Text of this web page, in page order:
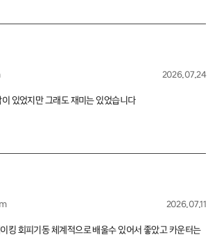
2026.07.24
있었지만 그래도 재미는 있었습니다
2026.07.11
킹 회피기동 체계적으로 배울수 있어서 좋았고 카운터는